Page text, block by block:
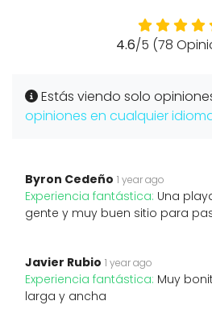
4.6/5 (78
Estás viendo solo
opiniones en cualquier
Byron Cedeño 1 year ago
Experiencia fantástica: Una
gente y muy buen sitio para
Javier Rubio 1 year ago
Experiencia fantástica: Muy
larga y ancha